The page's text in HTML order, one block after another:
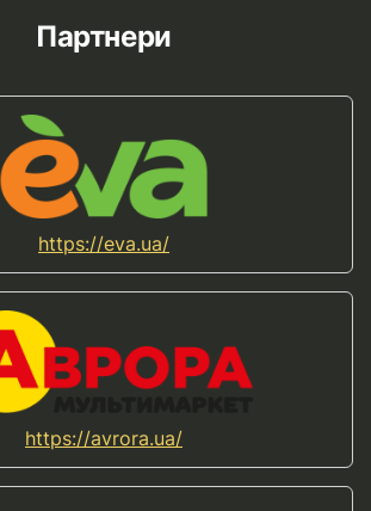
Партнери
https://eva.ua/
https://avrora.ua/